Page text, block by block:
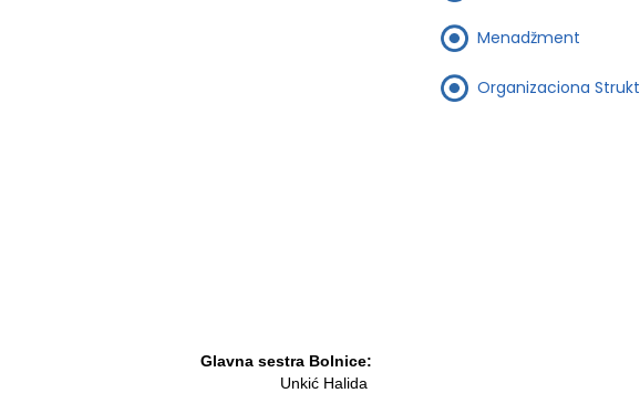
Glavna sestra Bolnice:
Unkić Halida
Menadžment
Organizaciona